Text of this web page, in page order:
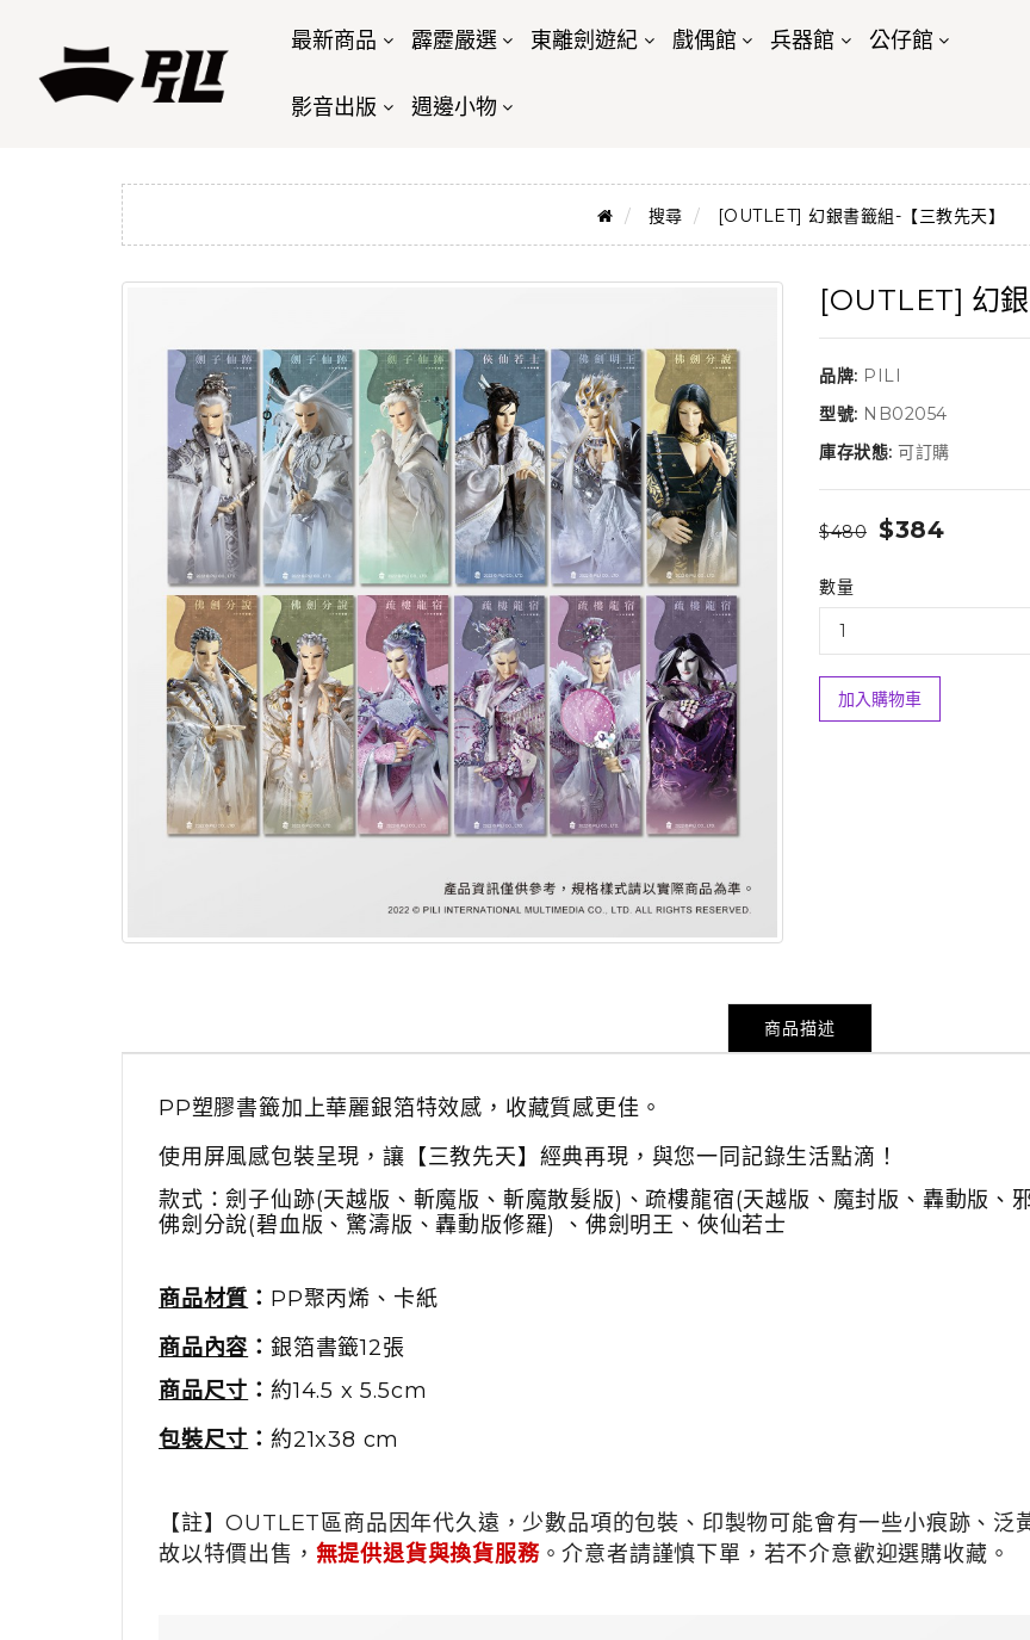
最新商品 霹靂嚴選 東離劍遊紀 戲偶館 兵器館 公仔館
影音出版 週邊小物
搜尋 [OUTLET] 幻銀書籤組-【三教先天】
[OUTLET] 幻銀
品牌: PILI
型號: NB02054
庫存狀態: 可訂購
$480 $384
數量
加入購物車
商品描述
PP塑膠書籤加上華麗銀箔特效感，收藏質感更佳。
使用屏風感包裝呈現，讓【三教先天】經典再現，與您一同記錄生活點滴！
款式：劍子仙跡(天越版、斬魔版、斬魔散髮版)、疏樓龍宿(天越版、魔封版、轟動版、
佛劍分說(碧血版、驚濤版、轟動版修羅) 、佛劍明王 、俠仙若士
商品材質 ： PP聚丙烯、卡紙
商品內容 ：銀箔書籤12張
商品尺寸 ： 約14.5 x 5.5cm
包裝尺寸 ： 約21x38 cm
【註】OUTLET區商品因年代久遠，少數品項的包裝、印製物可能會有一些小痕跡、泛
故以特價出售， 無提供退貨與換貨服務。介意者請謹慎下單，若不介意歡迎選購收藏。